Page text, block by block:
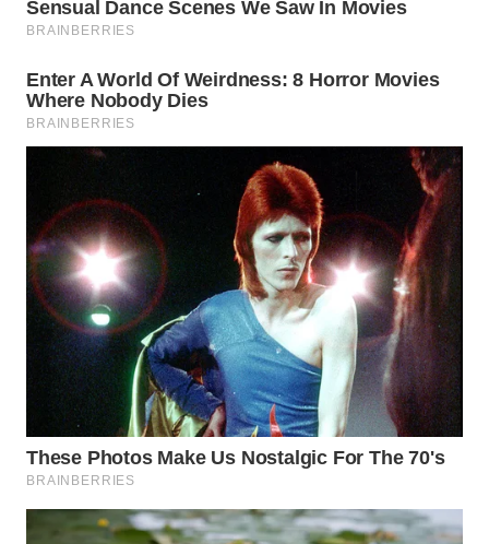
MALUKU
WN
MALUT
WN
DAIRI
WN
DANAU
TOBA
WN
NIAS
WN